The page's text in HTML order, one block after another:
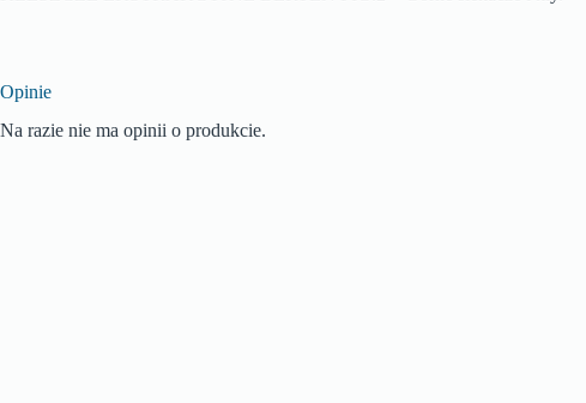
Opinie
Na razie nie ma opinii o produkcie.